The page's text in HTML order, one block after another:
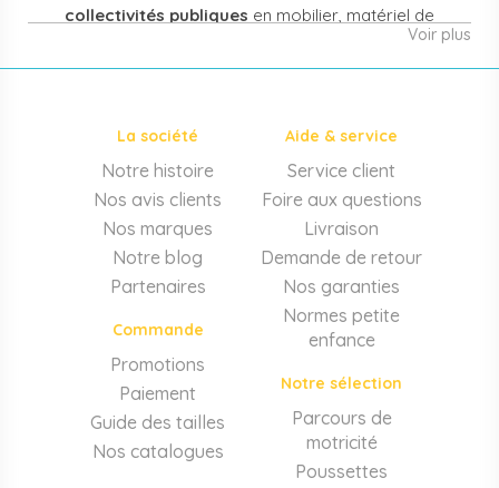
collectivités publiques en mobilier, matériel de
puériculture, jouets et équipement pour structures
d'accueil de la petite enfance. Notre offre couvre
cabinets infirmiers).
Mobilier et équipement de crèche
Lits crèche en bois, couchettes empilables, meubles à
langer sur mesure en résine antibactérienne, tables et
chaises adaptées aux 0-6 ans, banc-vestiaire, barrières de
séparation. Tout le matériel pour aménager une structure
conforme aux normes PMI.
Matériel de puériculture professionnel
Poussettes 3 et 4 places, transats, chaises hautes, sièges
auto, biberons et stérilisateurs, peèse-bébé, écoute-bébé,
thermomètres. Notre
gamme puériculture collectivité
couvre tous les besoins quotidiens des EAJE.
Voir plus
La société
Notre histoire
Nos avis clients
Nos marques
Notre blog
Partenaires
Commande
Promotions
Paiement
Guide des tailles
Nos catalogues
Aide & service
Service client
Foire aux questions
Livraison
Demande de retour
Nos garanties
Normes petite
enfance
Notre sélection
Parcours de
motricité
Poussettes